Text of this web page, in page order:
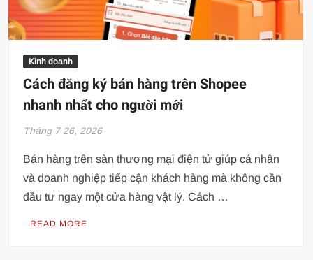
Kinh doanh
Cách đăng ký bán hàng trên Shopee
nhanh nhất cho người mới
Tháng 7 26, 2026
Bán hàng trên sàn thương mại điện tử giúp cá nhân
và doanh nghiệp tiếp cận khách hàng mà không cần
đầu tư ngay một cửa hàng vật lý. Cách …
READ MORE